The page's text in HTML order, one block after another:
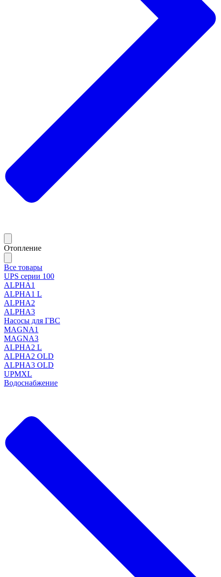
Отопление
Все товары
UPS серии 100
ALPHA1
ALPHA1 L
ALPHA2
ALPHA3
Насосы для ГВС
MAGNA1
MAGNA3
ALPHA2 L
ALPHA2 OLD
ALPHA3 OLD
UPMXL
Водоснабжение